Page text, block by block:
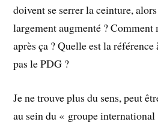
doivent se serrer la ceinture,
largement augmenté ? Comment
après ça ? Quelle est la référence
pas le PDG ?
Je ne trouve plus du sens, peut
au sein du « groupe